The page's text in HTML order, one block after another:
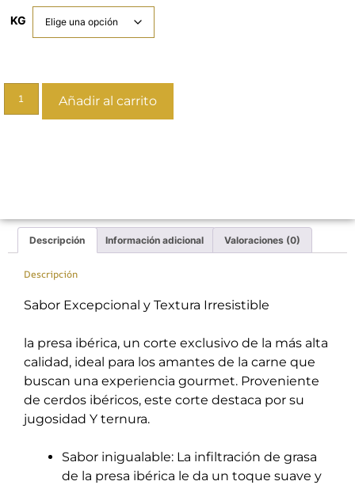
KG
Añadir al carrito
Descripción Información adicional Valoraciones (0)
Descripción
Sabor Excepcional y Textura Irresistible
la presa ibérica, un corte exclusivo de la más alta
calidad, ideal para los amantes de la carne que
buscan una experiencia gourmet. Proveniente
de cerdos ibéricos, este corte destaca por su
jugosidad Y ternura.
Sabor inigualable: La infiltración de grasa
de la presa ibérica le da un toque suave y